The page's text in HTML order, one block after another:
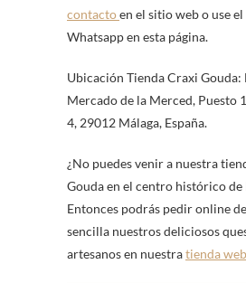
contactoen el sitio web o use
Whatsapp en esta página.
Ubicación Tienda Craxi
Mercado de la Merced, Puesto
4, 29012 Málaga, España.
¿No puedes venir a nuestra
Gouda en el centro histórico de
Entonces podrás pedir online
sencilla nuestros deliciosos
artesanos en nuestratienda web